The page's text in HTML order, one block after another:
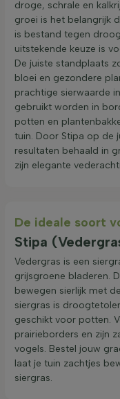
droge, schrale en
groei is het belangrijk
is bestand tegen
uitstekende keuze is
De juiste standplaats
bloei en gezondere
prachtige sierwaarde
gebruikt worden in
potten en
tuin. Door Stipa op de
resultaten behaald in
zijn elegante
De ideale soort
Stipa
Vedergras is een
grijsgroene bladeren.
bewegen sierlijk met
siergras is
geschikt voor potten.
prairieborders en zijn
vogels. Bestel jouw
laat je tuin zachtjes
siergras.